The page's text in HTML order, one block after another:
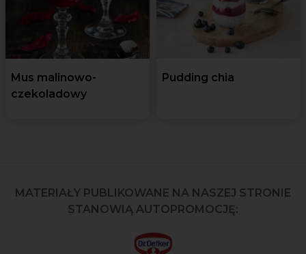
Mus malinowo-
czekoladowy
Pudding chia
MATERIAŁY PUBLIKOWANE NA NASZEJ STRONIE
STANOWIĄ AUTOPROMOCJĘ: